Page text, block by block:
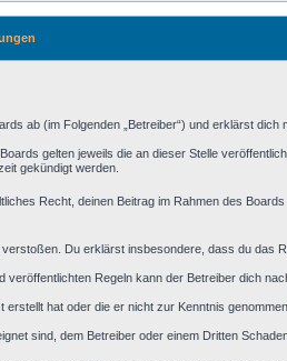
ab (im Folgenden „Betreiber“) und erklärst dich
gelten jeweils die an dieser Stelle
gekündigt werden.
Recht, deinen Beitrag im Rahmen des Boards
Du erklärst insbesondere, dass du das
Regeln kann der Betreiber dich
hat oder die er nicht zur Kenntnis
sind, dem Betreiber oder einem Dritten